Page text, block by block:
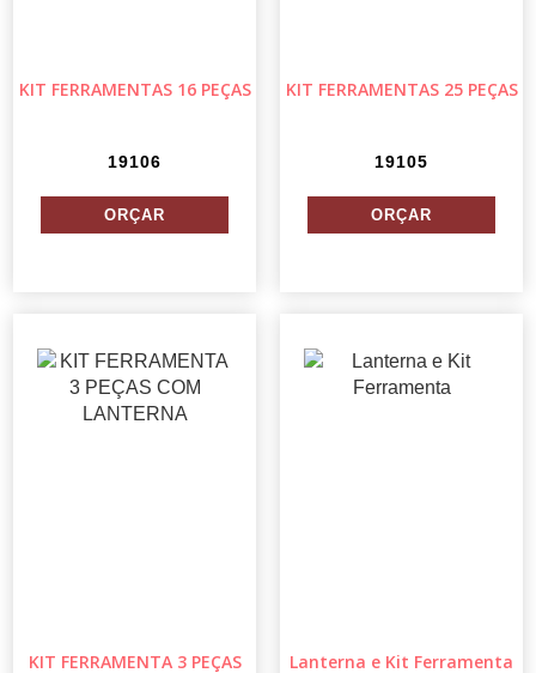
KIT FERRAMENTAS 16 PEÇAS
19106
KIT FERRAMENTAS 25 PEÇAS
19105
KIT FERRAMENTA 3 PEÇAS
Lanterna e Kit Ferramenta